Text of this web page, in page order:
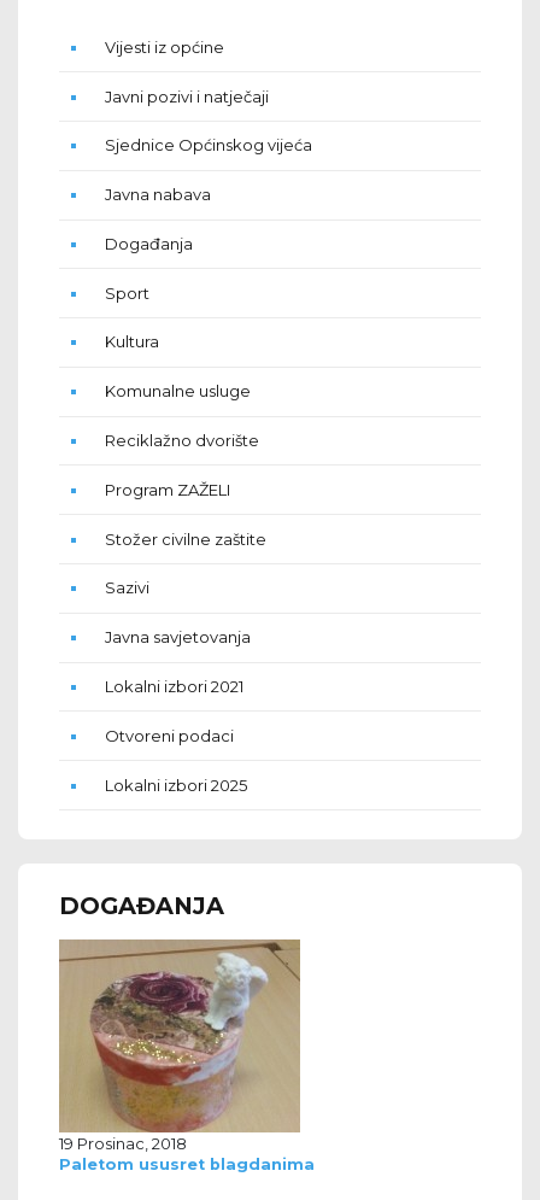
Vijesti iz općine
Javni pozivi i natječaji
Sjednice Općinskog vijeća
Javna nabava
Događanja
Sport
Kultura
Komunalne usluge
Reciklažno dvorište
Program ZAŽELI
Stožer civilne zaštite
Sazivi
Javna savjetovanja
Lokalni izbori 2021
Otvoreni podaci
Lokalni izbori 2025
DOGAĐANJA
19 Prosinac, 2018
Paletom ususret blagdanima